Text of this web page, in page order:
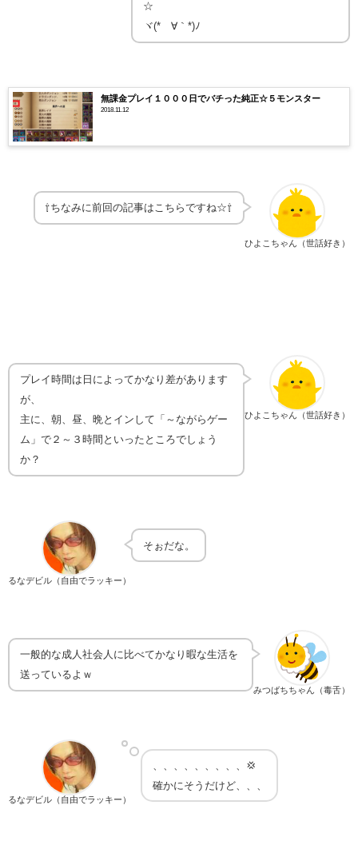
☆
ヾ(*´∀｀*)ﾉ
無課金プレイ１０００日でバチった純正☆５モンスター
2018.11.12
ひよこちゃん（世話好き）
⇧ちなみに前回の記事はこちらですね☆⇧
ひよこちゃん（世話好き）
プレイ時間は日によってかなり差があります
が、
主に、朝、昼、晩とインして「～ながらゲー
ム」で２～３時間といったところでしょう
か？
るなデビル（自由でラッキー）
そぉだな。
みつばちちゃん（毒舌）
一般的な成人社会人に比べてかなり暇な生活を
送っているよｗ
るなデビル（自由でラッキー）
、、、、、、、、、💢
確かにそうだけど、、、